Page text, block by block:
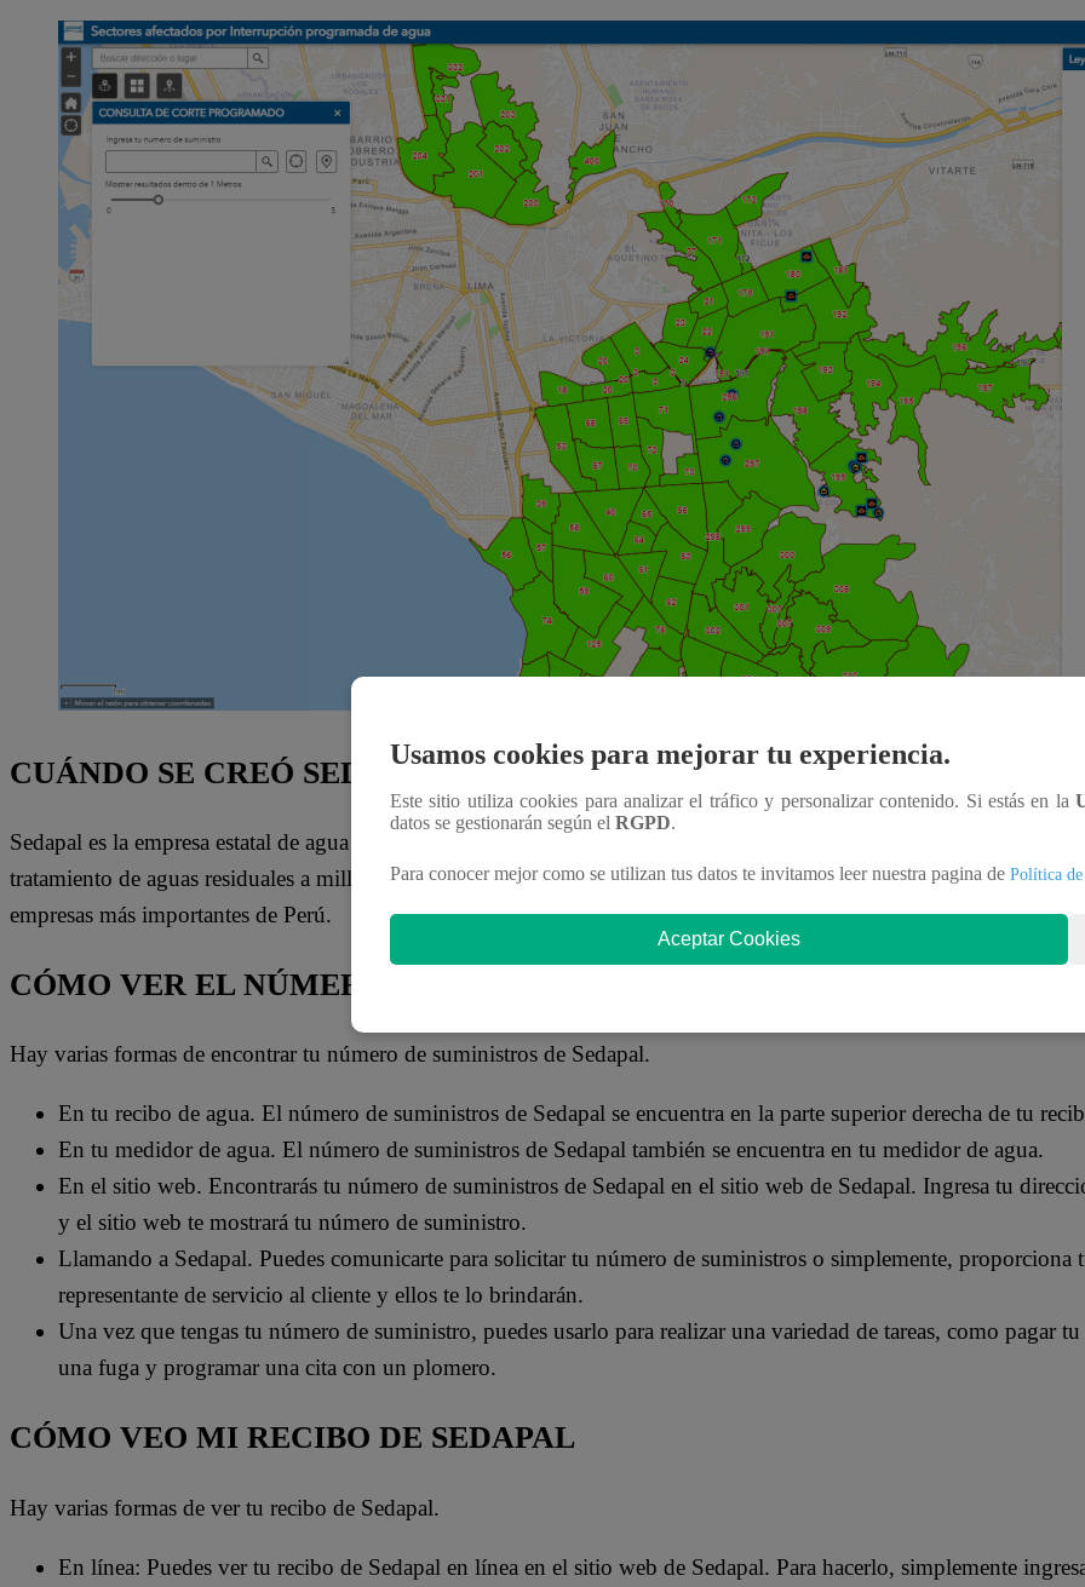
CUÁNDO SE CREÓ SEDAPAL
Sedapal es la empresa estatal de agua potable y alcantarillado de Perú. Se encarga de brindar servicios de agua
tratamiento de aguas residuales a millones de personas en la capital del país, Lima, y sus alrededores. Fue fundada
empresas más importantes de Perú.
CÓMO VER EL NÚMERO DE SUMINISTRO DE SEDAPAL
Hay varias formas de encontrar tu número de suministros de Sedapal.
En tu recibo de agua. El número de suministros de Sedapal se encuentra en la parte superior derecha de tu
En tu medidor de agua. El número de suministros de Sedapal también se encuentra en tu medidor de agua.
En el sitio web. Encontrarás tu número de suministros de Sedapal en el sitio web de Sedapal. Ingresa tu
y el sitio web te mostrará tu número de suministro.
Llamando a Sedapal. Puedes comunicarte para solicitar tu número de suministros o simplemente,
representante de servicio al cliente y ellos te lo brindarán.
Una vez que tengas tu número de suministro, puedes usarlo para realizar una variedad de tareas, como pagar
una fuga y programar una cita con un plomero.
CÓMO VEO MI RECIBO DE SEDAPAL
Hay varias formas de ver tu recibo de Sedapal.
En línea: Puedes ver tu recibo de Sedapal en línea en el sitio web de Sedapal. Para hacerlo, simplemente
Usamos cookies para mejorar tu experiencia.
Este sitio utiliza cookies para analizar el tráfico y personalizar contenido. Si estás en la
datos se gestionarán según el RGPD.
Para conocer mejor como se utilizan tus datos te invitamos leer nuestra pagina de Política
Aceptar Cookies